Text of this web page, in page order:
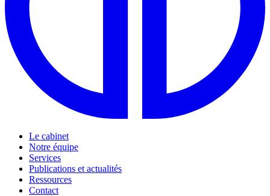
Le cabinet
Notre équipe
Services
Publications et actualités
Ressources
Contact